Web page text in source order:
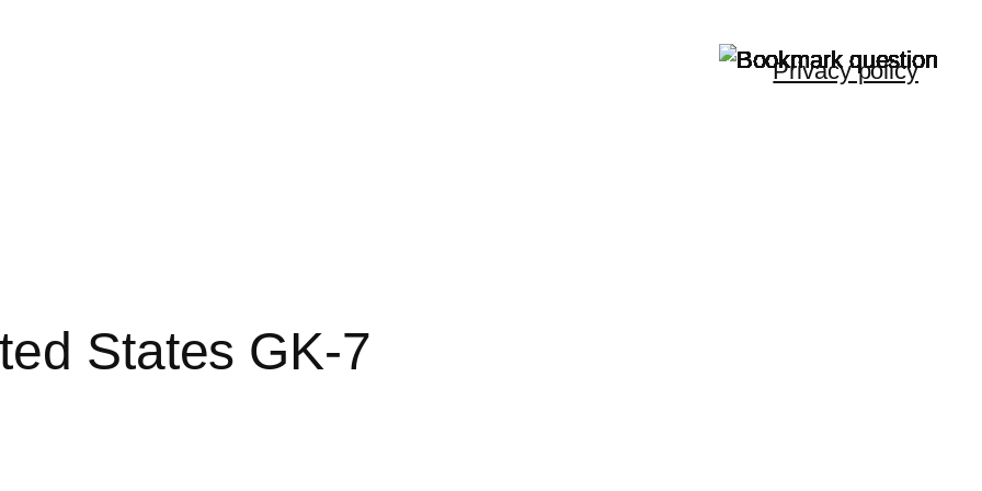
Privacy policy
States GK-7